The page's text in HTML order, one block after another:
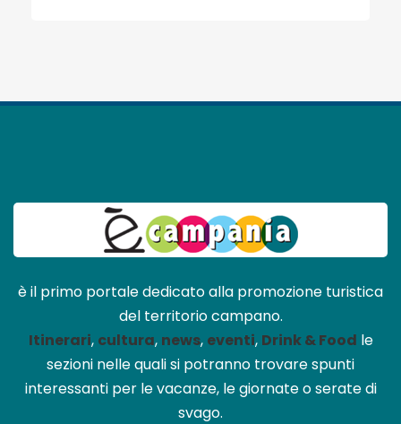
è il primo portale dedicato alla promozione turistica
del territorio campano.
Itinerari, cultura, news, eventi, Drink & Food le
sezioni nelle quali si potranno trovare spunti
interessanti per le vacanze, le giornate o serate di
svago.